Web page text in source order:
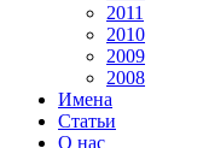
2011
2010
2009
2008
Имена
Статьи
О нас